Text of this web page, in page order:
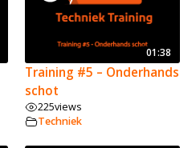
01:38
Training #5 – Onderhands
schot
225views
Techniek